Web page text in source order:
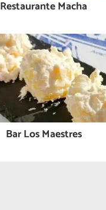
Restaurante Macha
Bar Los Maestres